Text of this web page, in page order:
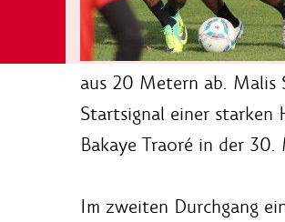
aus 20 Metern ab. Malis
Startsignal einer starken
Bakaye Traoré in der
Im zweiten Durchgang